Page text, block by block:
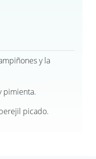
y la
pimienta.
picado.